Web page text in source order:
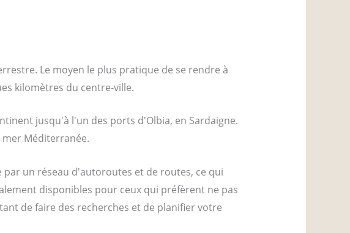
Le moyen le plus pratique de se rendre à
kilomètres du centre-ville.
jusqu'à l'un des ports d'Olbia, en Sardaigne.
Méditerranée.
un réseau d'autoroutes et de routes, ce qui
disponibles pour ceux qui préfèrent ne pas
de faire des recherches et de planifier votre